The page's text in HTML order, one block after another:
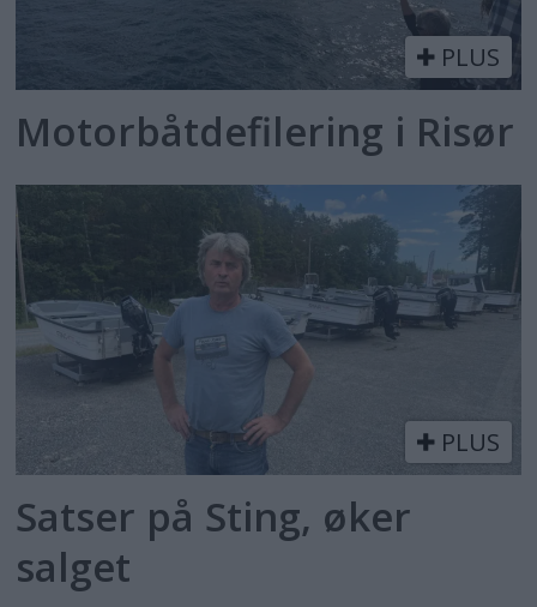
PLUS
Motorbåtdefilering i Risør
PLUS
Satser på Sting, øker
salget